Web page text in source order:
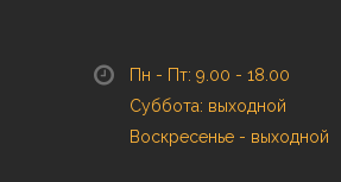
Пн - Пт: 9.00 - 18.00
Суббота: выходной
Воскресенье - выходной